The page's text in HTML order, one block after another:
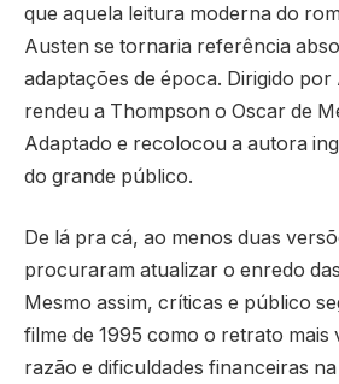
que aquela leitura moderna do
Austen se tornaria referência
adaptações de época. Dirigido por
rendeu a Thompson o Oscar de
Adaptado e recolocou a autora
do grande público.
De lá pra cá, ao menos duas
procuraram atualizar o enredo
Mesmo assim, críticas e público
filme de 1995 como o retrato mais
razão e dificuldades financeiras